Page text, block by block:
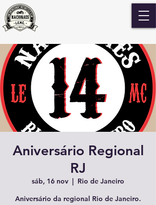
Aniversário Regional
RJ
sáb, 16 nov
  |
Rio de Janeiro